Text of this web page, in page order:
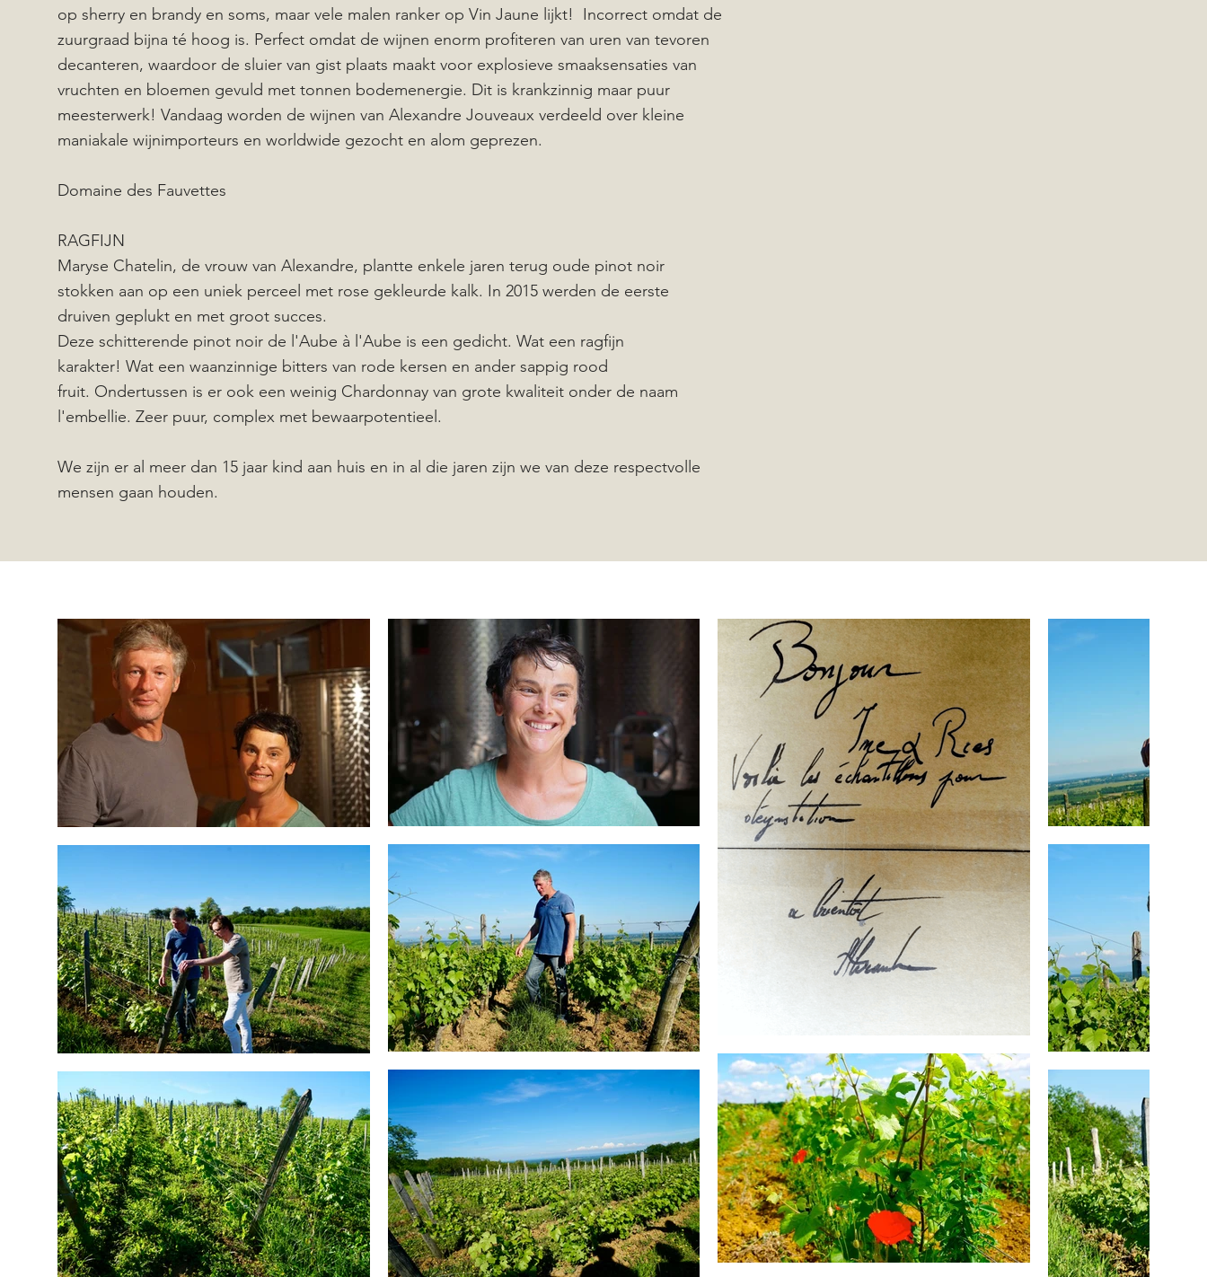
op sherry en brandy en soms, maar vele malen ranker op Vin Jaune lijkt! Incorrect omdat de
zuurgraad bijna té hoog is. Perfect omdat de wijnen enorm profiteren van uren van tevoren
decanteren, waardoor de sluier van gist plaats maakt voor explosieve smaaksensaties van
vruchten en bloemen gevuld met tonnen bodemenergie. Dit is krankzinnig maar puur
meesterwerk! Vandaag worden de wijnen van Alexandre Jouveaux verdeeld over kleine
maniakale wijnimporteurs en worldwide gezocht en alom geprezen.
Domaine des Fauvettes
RAGFIJN
Maryse Chatelin, de vrouw van Alexandre, plantte enkele jaren terug oude pinot noir
stokken aan op een uniek perceel met rose gekleurde kalk. In 2015 werden de eerste
druiven geplukt en met groot succes.
Deze schitterende pinot noir de l'Aube à l'Aube is een gedicht. Wat een ragfijn
karakter! Wat een waanzinnige bitters van rode kersen en ander sappig rood
fruit. Ondertussen is er ook een weinig Chardonnay van grote kwaliteit onder de naam
l'embellie. Zeer puur, complex met bewaarpotentieel.
We zijn er al meer dan 15 jaar kind aan huis en in al die jaren zijn we van deze respectvolle
mensen gaan houden.